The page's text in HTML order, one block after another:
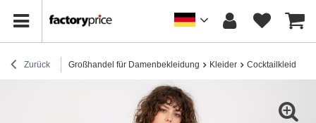
Zurück Großhandel für Damenbekleidung Kleider Cocktailkleider /